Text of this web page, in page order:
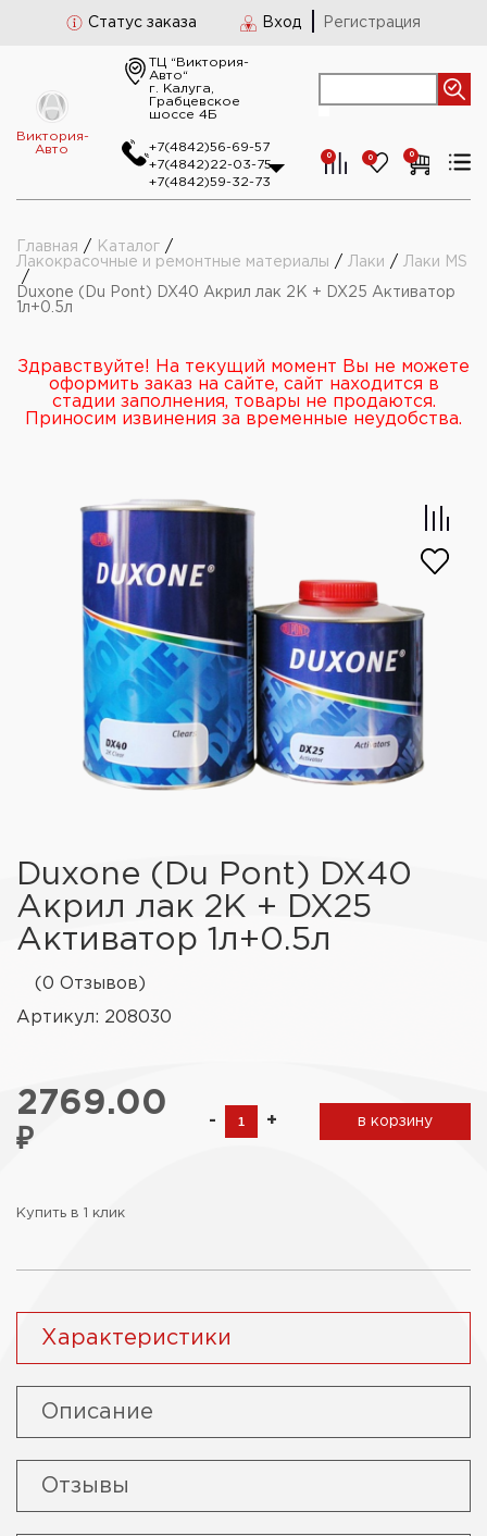
Статус заказа Вход Регистрация
Виктория-
Авто
ТЦ “Виктория-
Авто“
г. Калуга,
Грабцевское
шоссе 4Б
+7(4842)56-69-57
+7(4842)22-03-75
+7(4842)59-32-73
0 0 0
Главная / Каталог /
Лакокрасочные и ремонтные материалы / Лаки / Лаки MS
/
Duxone (Du Pont) DX40 Акрил лак 2К + DX25 Активатор
1л+0.5л
Здравствуйте! На текущий момент Вы не можете
оформить заказ на сайте, сайт находится в
стадии заполнения, товары не продаются.
Приносим извинения за временные неудобства.
Duxone (Du Pont) DX40
Акрил лак 2К + DX25
Активатор 1л+0.5л
(0 Отзывов)
Артикул: 208030
2769.00
₽
- + в корзину
Купить в 1 клик
Характеристики
Описание
Отзывы